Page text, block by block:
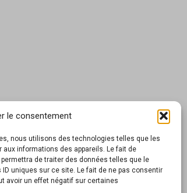
le consentement
nous utilisons des technologies telles que les
informations des appareils. Le fait de
de traiter des données telles que le
uniques sur ce site. Le fait de ne pas consentir
avoir un effet négatif sur certaines